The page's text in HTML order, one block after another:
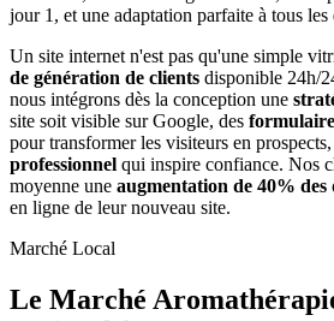
jour 1, et une adaptation parfaite à tous les
Un site internet n'est pas qu'une simple
de génération de clients disponible 24h/
nous intégrons dès la conception une
site soit visible sur Google, des
pour transformer les visiteurs en
professionnel qui inspire confiance. Nos
moyenne une augmentation de 40% des
en ligne de leur nouveau site.
Marché Local
Le Marché